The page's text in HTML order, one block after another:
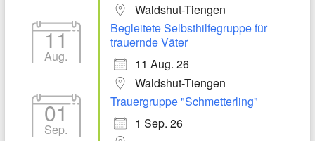
Waldshut-Tiengen
11
Aug.
Begleitete Selbsthilfegruppe für
trauernde Väter
11 Aug. 26
Waldshut-Tiengen
01
Sep.
Trauergruppe "Schmetterling"
1 Sep. 26